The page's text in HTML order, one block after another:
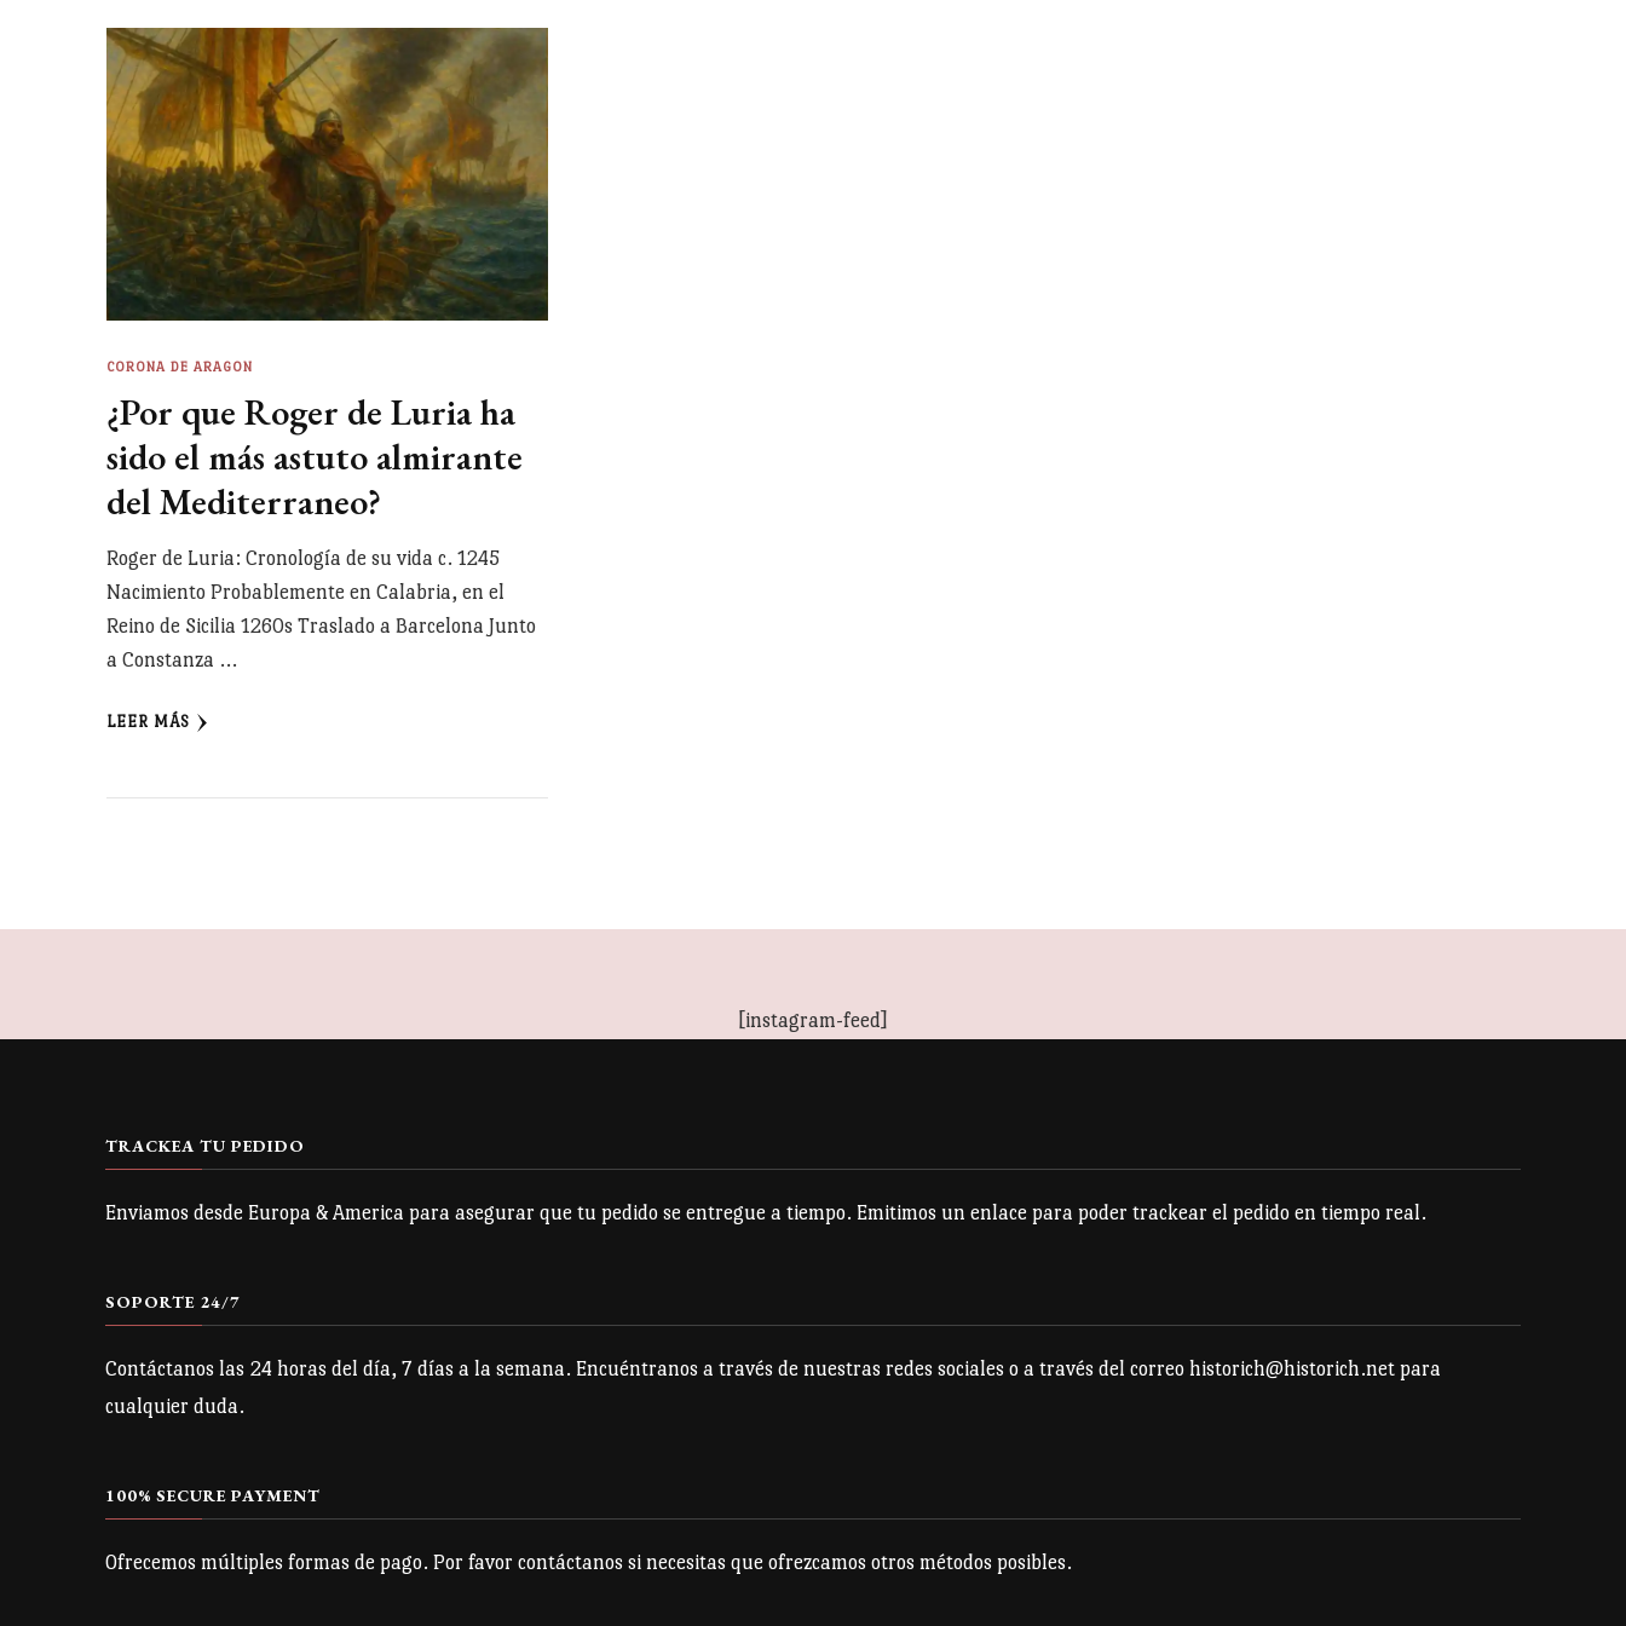
CORONA DE ARAGON
¿Por que Roger de Luria ha
sido el más astuto almirante
del Mediterraneo?
Roger de Luria: Cronología de su vida c. 1245
Nacimiento Probablemente en Calabria, en el
Reino de Sicilia 1260s Traslado a Barcelona Junto
a Constanza …
LEER MÁS
[instagram-feed]
TRACKEA TU PEDIDO
Enviamos desde Europa & America para asegurar que tu pedido se entregue a tiempo. Emitimos un enlace para poder trackear el pedido en tiempo real.
SOPORTE 24/7
Contáctanos las 24 horas del día, 7 días a la semana. Encuéntranos a través de nuestras redes sociales o a través del correo historich@historich.net para
cualquier duda.
100% SECURE PAYMENT
Ofrecemos múltiples formas de pago. Por favor contáctanos si necesitas que ofrezcamos otros métodos posibles.